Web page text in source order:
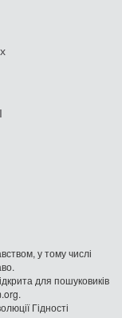
у тому числі
для пошуковиків
Гідності